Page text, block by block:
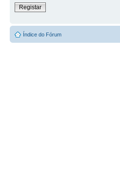
Registar
Índice do Fórum